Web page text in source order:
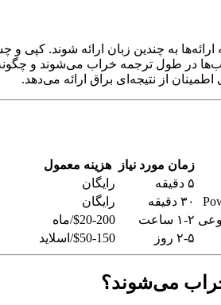
به چندین زبان ارائه شوند.
از نتیجه‌ای براق ارائه می‌دهد.
زمان مورد نیاز
هزینه معمول
۵ دقیقه
رایگان
۳۰ دقیقه
رایگان
۱-۲ ساعت
$20-200/ماه
۲-۵ روز $50-150/اسلاید
می‌شوند؟